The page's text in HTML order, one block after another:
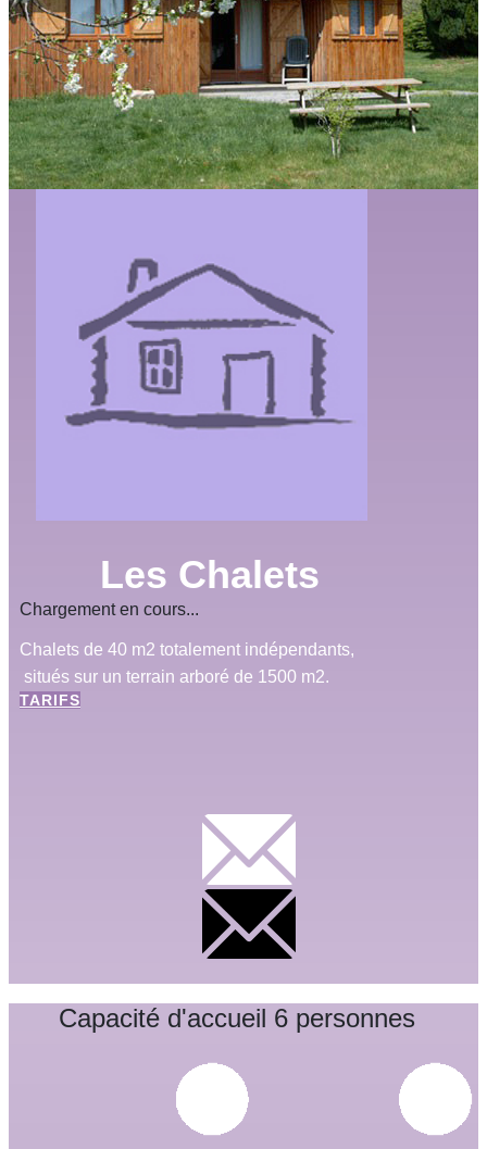
Les Chalets
Chalets de 40 m2 totalement indépendants,
situés sur un terrain arboré de 1500 m2.
TARIFS
Chargement en cours...
Capacité d'accueil 6 personnes